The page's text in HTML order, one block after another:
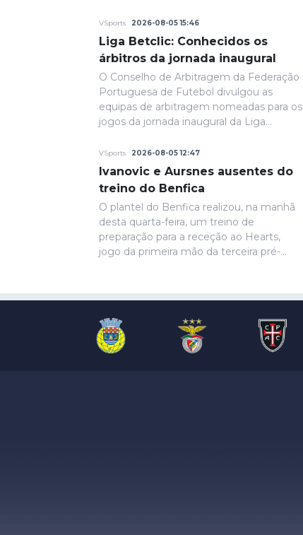
VSports 2026-08-05 15:46
Liga Betclic: Conhecidos os
árbitros da jornada inaugural
O Conselho de Arbitragem da Federação
Portuguesa de Futebol divulgou as
equipas de arbitragem nomeadas para os
jogos da jornada inaugural da Liga
VSports 2026-08-05 12:47
Ivanovic e Aursnes ausentes do
treino do Benfica
O plantel do Benfica realizou, na manhã
desta quarta-feira, um treino de
preparação para a receção ao Hearts,
jogo da primeira mão da terceira pré-
com informação das águias. Aursnes,
com uma gastroenterite, também foi
baixa, juntando-se a Wynder e Umeh.